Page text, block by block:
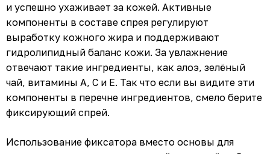
и успешно ухаживает за кожей. Активные
компоненты в составе спрея регулируют
выработку кожного жира и поддерживают
гидролипидный баланс кожи. За увлажнение
отвечают такие ингредиенты, как алоэ, зелёный
чай, витамины A, C и E. Так что если вы видите эти
компоненты в перечне ингредиентов, смело берите
фиксирующий спрей.
Использование фиксатора вместо основы для